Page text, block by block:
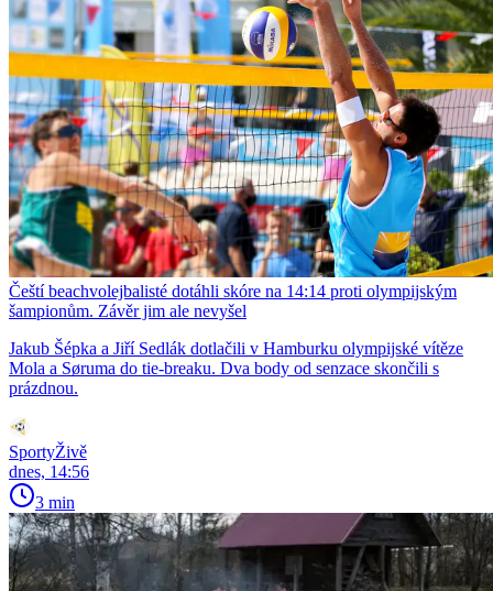
Čeští beachvolejbalisté dotáhli skóre na 14:14 proti olympijským
šampionům. Závěr jim ale nevyšel
Jakub Šépka a Jiří Sedlák dotlačili v Hamburku olympijské vítěze
Mola a Søruma do tie-breaku. Dva body od senzace skončili s
prázdnou.
SportyŽivě
dnes, 14:56
3 min